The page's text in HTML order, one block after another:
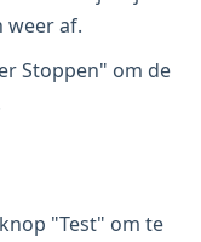
weer af.
Stoppen" om de
"Test" om te